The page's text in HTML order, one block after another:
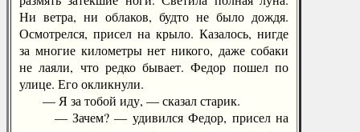
Ни ветра, ни облаков, будто не было дождя.
Осмотрелся, присел на крыло. Казалось, нигде
за многие километры нет никого, даже собаки
не лаяли, что редко бывает. Федор пошел по
улице. Его окликнули.
— Я за тобой иду, — сказал старик.
— Зачем? — удивился Федор, присел на